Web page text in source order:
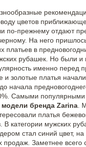
цветов
по-прежнему отдают
На него
платьев в
рубашек. Но были и
именно перед
и золотые платья
начала
Самыми популярными
модели бренда Zarina .
платья
В категории мужских
стал синий цвет,
продаж. Заметнее всего